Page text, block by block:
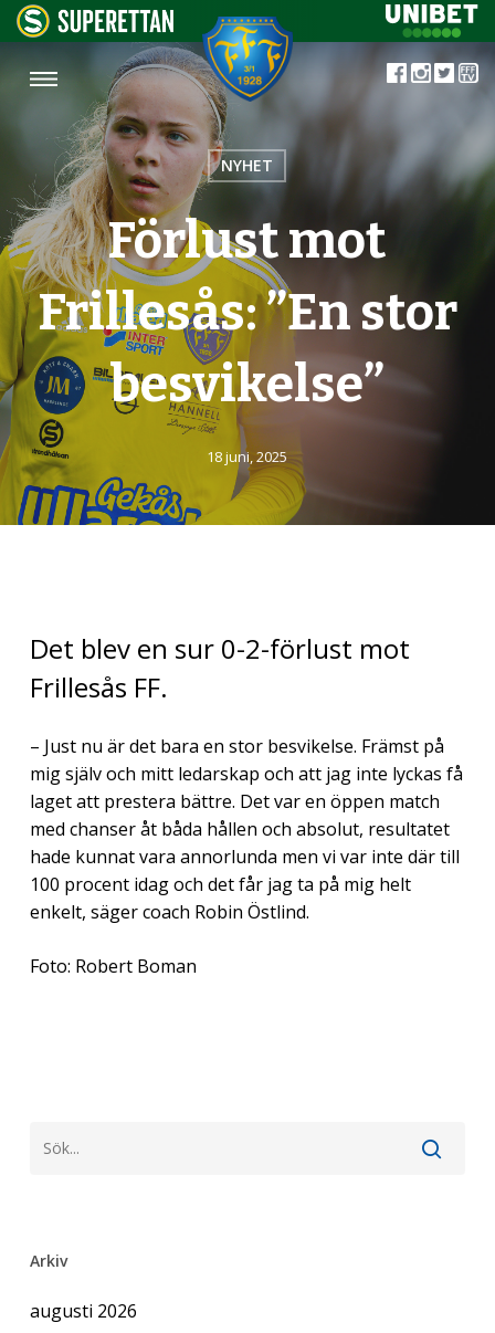
NYHET
Förlust mot
Frillesås: ”En stor
besvikelse”
18 juni, 2025
Det blev en sur 0-2-förlust mot
Frillesås FF.
– Just nu är det bara en stor besvikelse. Främst på
mig själv och mitt ledarskap och att jag inte lyckas få
laget att prestera bättre. Det var en öppen match
med chanser åt båda hållen och absolut, resultatet
hade kunnat vara annorlunda men vi var inte där till
100 procent idag och det får jag ta på mig helt
enkelt, säger coach Robin Östlind.
Foto: Robert Boman
Arkiv
augusti 2026